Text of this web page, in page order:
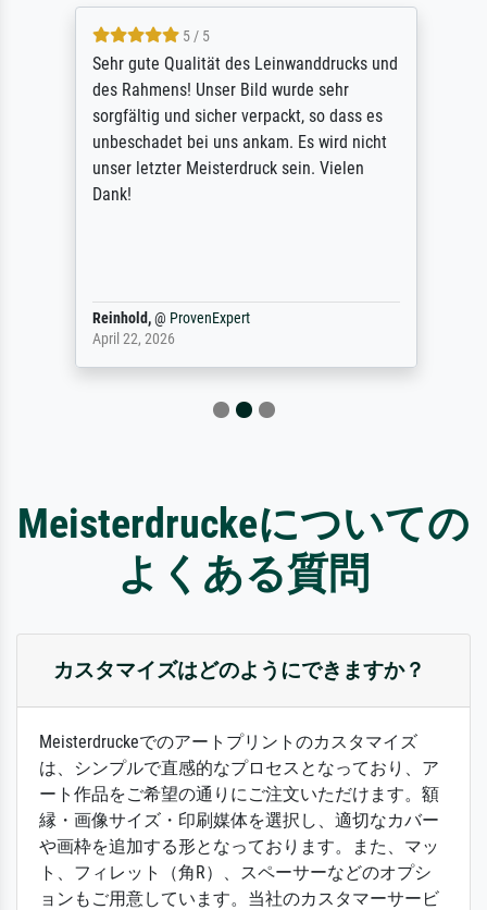
5 / 5
Sehr gute Qualität des Leinwanddrucks und
des Rahmens! Unser Bild wurde sehr
sorgfältig und sicher verpackt, so dass es
unbeschadet bei uns ankam. Es wird nicht
unser letzter Meisterdruck sein. Vielen
Dank!
Reinhold,@ ProvenExpert
April 22, 2026
Meisterdruckeについての
よくある質問
カスタマイズはどのようにできますか？
Meisterdruckeでのアートプリントのカスタマイズ
は、シンプルで直感的なプロセスとなっており、ア
ート作品をご希望の通りにご注文いただけます。額
縁・画像サイズ・印刷媒体を選択し、適切なカバー
や画枠を追加する形となっております。また、マッ
ト、フィレット（角R）、スペーサーなどのオプシ
ョンもご用意しています。当社のカスタマーサービ